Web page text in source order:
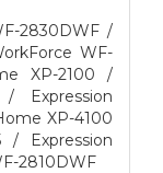
2830DWF /
WF-
XP-2100 /
/ Expression
XP-4100
/ Expression
2810DWF